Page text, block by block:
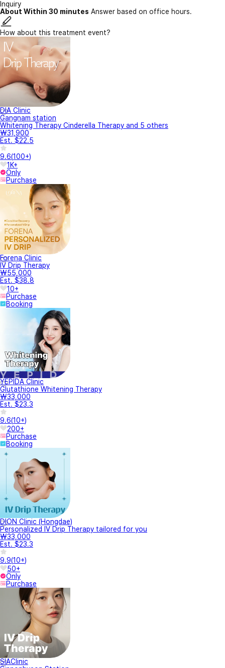
Inquiry
About Within 30 minutes Answer based on office hours.
How about this treatment event?
DIA Clinic
Gangnam station
Whitening Therapy Cinderella Therapy and 5 others
₩31,900
Est. $22.5
9.6(100+)
1K+
Only
Purchase
Forena Clinic
IV Drip Therapy
₩55,000
Est. $38.8
10+
Purchase
Booking
YEPIDA Clinic
Glutathione Whitening Therapy
₩33,000
Est. $23.3
9.6(10+)
200+
Purchase
Booking
DION Clinic (Hongdae)
Personalized IV Drip Therapy tailored for you
₩33,000
Est. $23.3
9.9(10+)
50+
Only
Purchase
SIAClinic